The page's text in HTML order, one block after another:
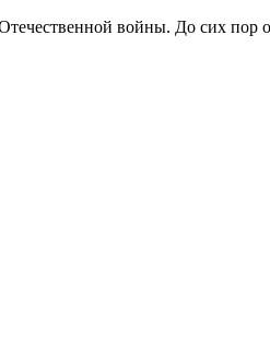
войны. До сих пор